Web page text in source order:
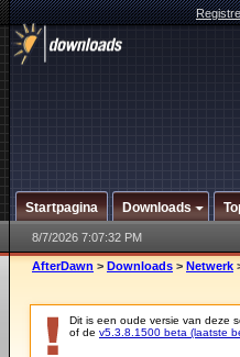
Startpagina Downloads
8/7/2026 7:07:32 PM
AfterDawn > Downloads > Netwerk
Dit is een oude versie van deze
of de v5.3.8.1500 beta (laatste